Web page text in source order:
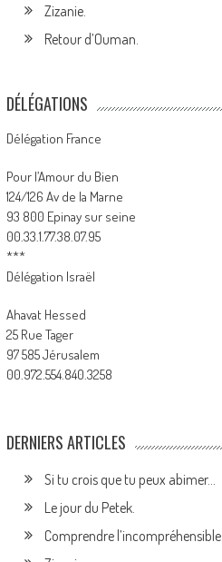
Zizanie.
Retour d’Ouman.
DÉLÉGATIONS
Délégation France
Pour l’Amour du Bien
124/126 Av de la Marne
93 800 Epinay sur seine
00.33.1.77.38.07.95
***
Délégation Israël
Ahavat Hessed
25 Rue Tager
97 585 Jérusalem
00.972.554.840.3258
DERNIERS ARTICLES
Si tu crois que tu peux abimer…
Le jour du Petek.
Comprendre l’incompréhensible.